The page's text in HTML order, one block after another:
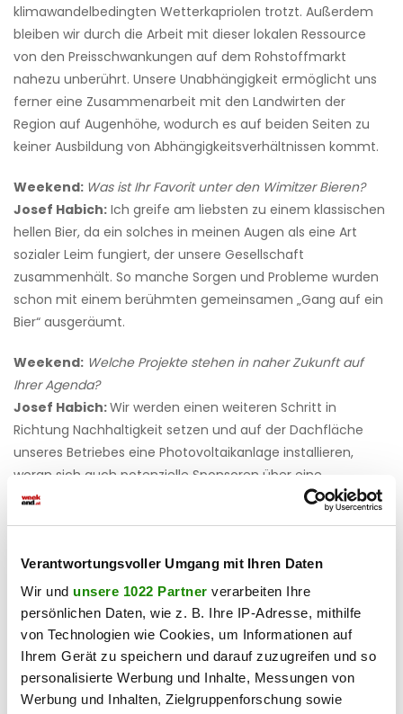
Verantwortungsvoller Umgang mit Ihren Daten
Wir und unsere 1022 Partner verarbeiten Ihre
persönlichen Daten, wie z. B. Ihre IP-Adresse, mithilfe
von Technologien wie Cookies, um Informationen auf
Ihrem Gerät zu speichern und darauf zuzugreifen und so
personalisierte Werbung und Inhalte, Messungen von
Werbung und Inhalten, Zielgruppenforschung sowie
klimawandelbedingten Wetterkapriolen trotzt. Außerdem
bleiben wir durch die Arbeit mit dieser lokalen Ressource
von den Preisschwankungen auf dem Rohstoffmarkt
nahezu unberührt. Unsere Unabhängigkeit ermöglicht uns
ferner eine Zusammenarbeit mit den Landwirten der
Region auf Augenhöhe, wodurch es auf beiden Seiten zu
keiner Ausbildung von Abhängigkeitsverhältnissen kommt.
Weekend: Was ist Ihr Favorit unter den Wimitzer Bieren?
Josef Habich: Ich greife am liebsten zu einem klassischen
hellen Bier, da ein solches in meinen Augen als eine Art
sozialer Leim fungiert, der unsere Gesellschaft
zusammenhält. So manche Sorgen und Probleme wurden
schon mit einem berühmten gemeinsamen „Gang auf ein
Bier“ ausgeräumt.
Weekend: Welche Projekte stehen in naher Zukunft auf
Ihrer Agenda?
Josef Habich:Wir werden einen weiteren Schritt in
Richtung Nachhaltigkeit setzen und auf der Dachfläche
unseres Betriebes eine Photovoltaikanlage installieren,
woran sich auch potenzielle Sponsoren über eine
Crowdfunding-Kampagne beteiligen können. Außerdem
anhaltenden Corona-Pandemie leider nicht möglich war.
Haben Sie einen Fehler gefunden?Schicken Sie uns Ihr
Feedback zu diesem Artikel.